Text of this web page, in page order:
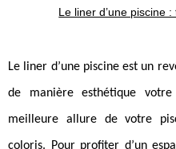
Le liner d’une piscine :
Le liner d’une piscine est un
de manière esthétique
meilleure allure de votre
coloris. Pour profiter d’un